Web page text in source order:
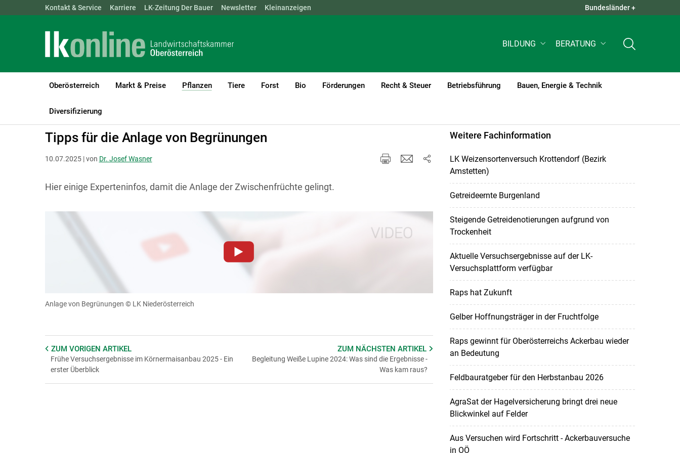
Landwirtschaftskammern: ÖSTERREICH BGLD KTN NÖ OÖ SBG STMK QUICK LINKS +
Kontakt & Service Karriere LK-Zeitung Der Bauer Newsletter Kleinanzeigen Bundesländer +
BILDUNG BERATUNG
Oberösterreich Markt & Preise Pflanzen
(current)1
Tiere Forst Bio Förderungen Recht & Steuer Betriebsführung Bauen, Energie & Technik
Diversifizierung
LK Oberösterreich Pflanzen
Tipps für die Anlage von Begrünungen
10.07.2025 | von Dr. Josef Wasner
Hier einige Experteninfos, damit die Anlage der Zwischenfrüchte gelingt.
Zum Abspielen von YouTube-Videos auf dieser Website müssen Cookies gesetzt werden
diese Website in den Cookie-Einstellungen jederzeit einsehen und korrigieren
Anlage von Begrünungen © LK Niederösterreich
ZUM VORIGEN ARTIKEL
Frühe Versuchsergebnisse im Körnermaisanbau 2025 - Ein
erster Überblick
ZUM NÄCHSTENARTIKEL
Begleitung Weiße Lupine 2024: Was sind die Ergebnisse -
Was kam raus?
Weitere Fachinformation
LK Weizensortenversuch Krottendorf (Bezirk
Amstetten)
Getreideernte Burgenland
Steigende Getreidenotierungen aufgrund von
Trockenheit
Aktuelle Versuchsergebnisse auf der LK-
Versuchsplattform verfügbar
Raps hat Zukunft
Gelber Hoffnungsträger in der Fruchtfolge
Raps gewinnt für Oberösterreichs Ackerbau wieder
an Bedeutung
Feldbauratgeber für den Herbstanbau 2026
AgraSat der Hagelversicherung bringt drei neue
Blickwinkel auf Felder
Aus Versuchen wird Fortschritt - Ackerbauversuche
in OÖ